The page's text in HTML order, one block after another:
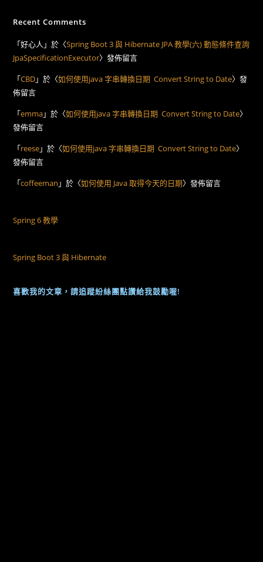
Recent Comments
「好心人 」於〈Spring Boot 3 與 Hibernate JPA 教學(六) 動態條件查詢
JpaSpecificationExecutor〉發佈留言
「CBD」於〈如何使用java 字串轉換日期 Convert String to Date〉發
佈留言
「emma」於〈如何使用java 字串轉換日期 Convert String to Date〉
發佈留言
「reese」於〈如何使用java 字串轉換日期 Convert String to Date〉
發佈留言
「coffeeman 」於〈如何使用 Java 取得今天的日期〉發佈留言
Spring 6 教學
Spring Boot 3 與 Hibernate
喜歡我的文章，請追蹤紛絲團點讚給我鼓勵喔!